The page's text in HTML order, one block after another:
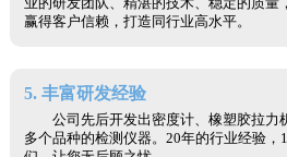
业的研发团队、精湛的技术、稳定的质量
赢得客户信赖，打造同行业高水平。
5. 丰富研发经验
公司先后开发出密度计、橡塑胶拉力
多个品种的检测仪器。20年的行业经验，